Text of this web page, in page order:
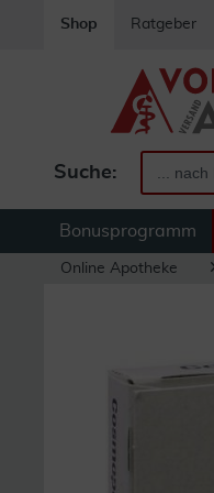
Shop Ratgeber
Suche:
Bonusprogramm
Online Apotheke